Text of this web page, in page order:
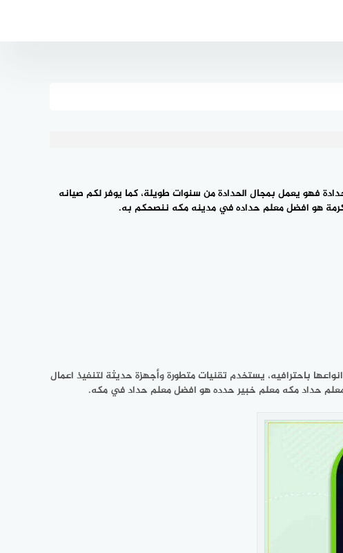
افضل معلم حداده في مكه المكرمة لتنفيذ ‎اعمال الحدادة الداخلية والخارجية، يتميز بخبرة كبيرة جدا في مجال ‎الحدادة فهو يعمل بمجال الحدادة من سنوات طويلة، كما يوفر لكم ‎صيانه
يمتلك معلم حداد مكه عميلنا الفاضل احترافيه وجوده كبيرة جدا في ‎اعمال الحدادة لهذا هو ممتاز ومحترف يقدم اعمال حداده بجميع ‎انواعها باحترافيه، يستخدم تقنيات متطورة وأجهزة حديثة لتنفيذ اعمال